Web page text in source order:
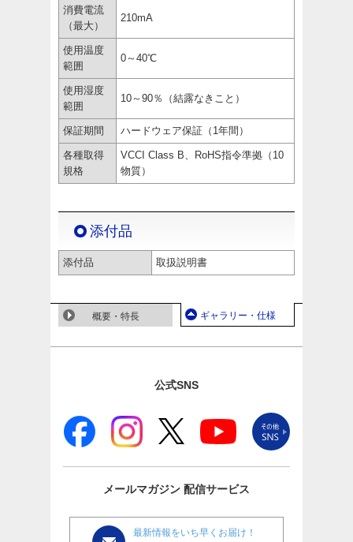
消費電流
（最大）
210mA
使用温度
範囲
0～40℃
使用湿度
範囲
10～90％（結露なきこと）
保証期間 ハードウェア保証（1年間）
各種取得
規格
VCCI Class B、RoHS指令準拠（10
物質）
添付品
添付品 取扱説明書
概要・特長 ギャラリー・仕様
公式SNS
メールマガジン 配信サービス
最新情報をいち早くお届け！